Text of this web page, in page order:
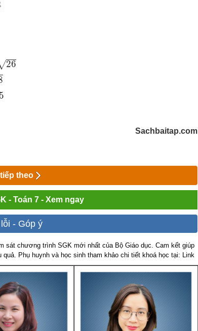
26
5
22=
Sachbaitap.com
theo
- Toán 7 - Xem ngay
- Góp ý
sát chương trình SGK mới nhất của Bộ Giáo dục. Cam kết giúp
Phụ huynh và học sinh tham khảo chi tiết khoá học tại: Link